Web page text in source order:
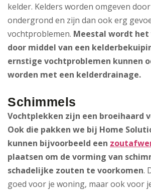
kelder. Kelders worden omgeven
ondergrond en zijn dan ook erg
vochtproblemen. Meestal wordt
door middel van een
ernstige vochtproblemen kunnen
worden met een kelderdrainage.
Schimmels
Vochtplekken zijn een broeihaard
Ook die pakken we bij Home
kunnen bijvoorbeeld een
plaatsen om de vorming van
schadelijke zouten te voorkomen.
goed voor je woning, maar ook voor